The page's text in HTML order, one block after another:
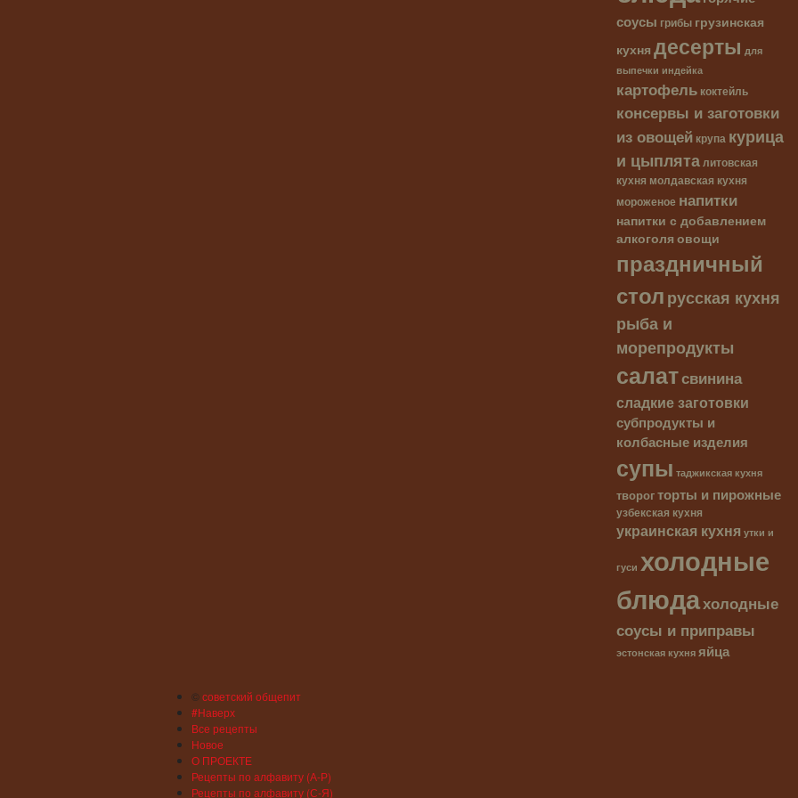
соусы грибы грузинская
кухня десерты для
выпечки индейка
картофель коктейль
консервы и заготовки
из овощей крупа курица
и цыпляталитовская
кухня молдавская кухня
мороженое напитки
напитки с добавлением
алкоголя овощи
праздничный
столрусская кухня
рыба и
морепродукты
салатсвинина
сладкие заготовки
субпродукты и
колбасные изделия
супы таджикская кухня
творогторты и пирожные
узбекская кухня
украинская кухня утки и
гуси холодные
блюдахолодные
соусы и приправы
эстонская кухня яйца
©советский общепит
#Наверх
Все рецепты
Новое
О ПРОЕКТЕ
Рецепты по алфавиту (А-Р)
Рецепты по алфавиту (С-Я)